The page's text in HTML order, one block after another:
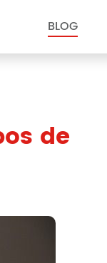
BLOG
de